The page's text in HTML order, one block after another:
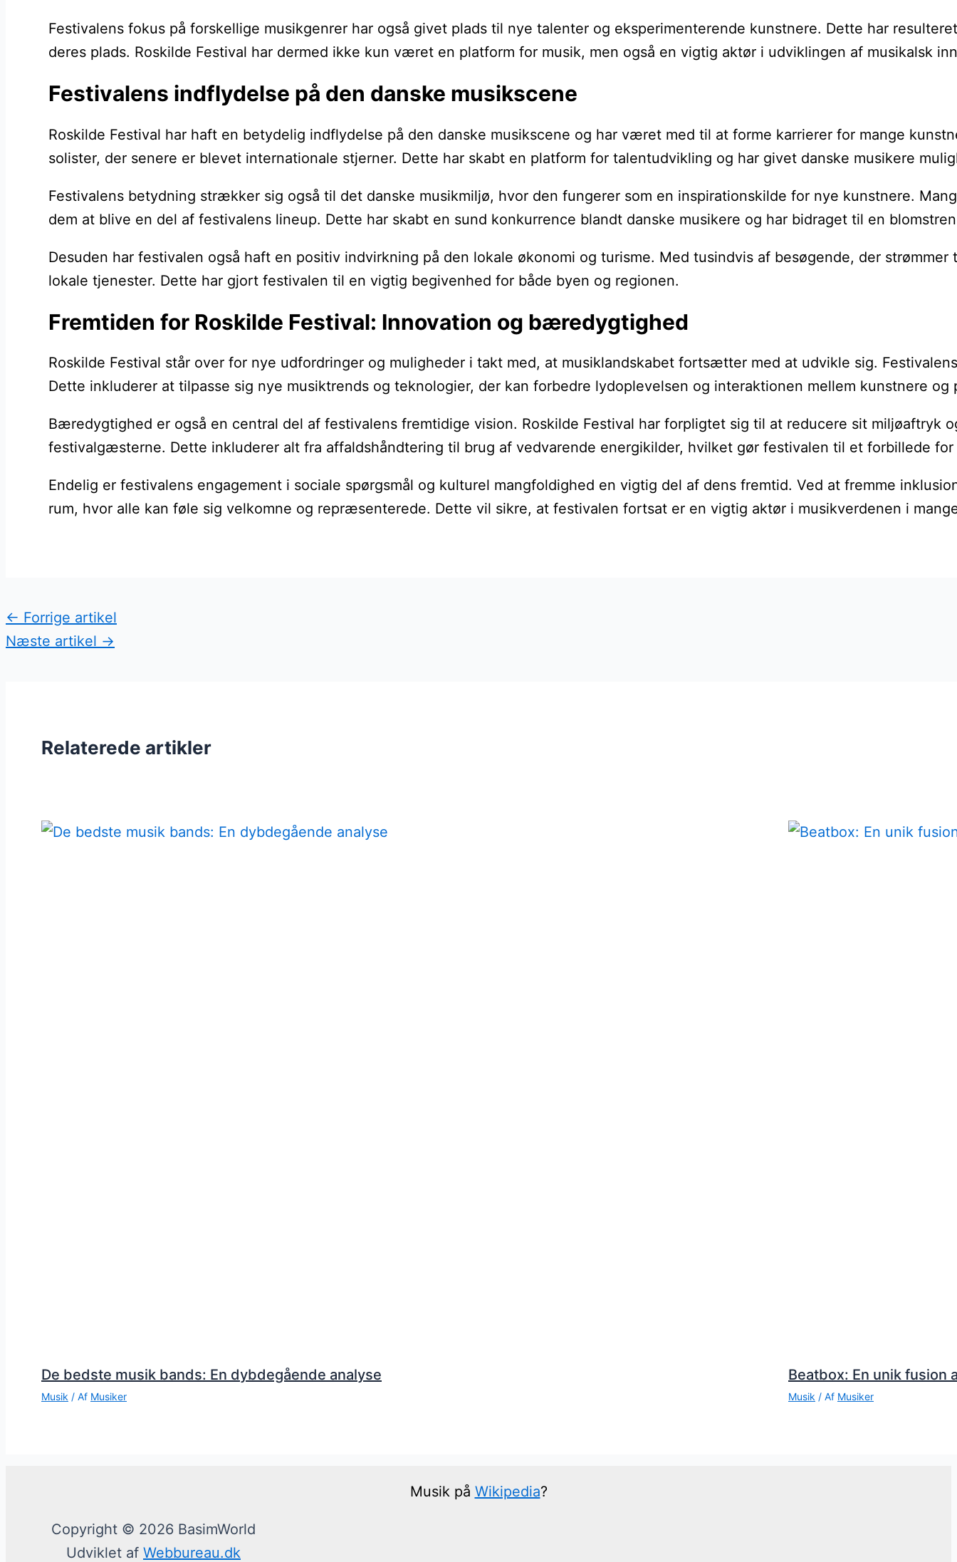
Festivalens fokus på forskellige musikgenrer har også givet plads til nye talenter og eksperimenterende kunstnere. Dette har
deres plads. Roskilde Festival har dermed ikke kun været en platform for musik, men også en vigtig aktør i udviklingen af musikalsk
Festivalens indflydelse på den danske musikscene
Roskilde Festival har haft en betydelig indflydelse på den danske musikscene og har været med til at forme karrierer for mange
solister, der senere er blevet internationale stjerner. Dette har skabt en platform for talentudvikling og har givet danske musikere
Festivalens betydning strækker sig også til det danske musikmiljø, hvor den fungerer som en inspirationskilde for nye kunstnere.
dem at blive en del af festivalens lineup. Dette har skabt en sund konkurrence blandt danske musikere og har bidraget til en
Desuden har festivalen også haft en positiv indvirkning på den lokale økonomi og turisme. Med tusindvis af besøgende, der
lokale tjenester. Dette har gjort festivalen til en vigtig begivenhed for både byen og regionen.
Fremtiden for Roskilde Festival: Innovation og bæredygtighed
Roskilde Festival står over for nye udfordringer og muligheder i takt med, at musiklandskabet fortsætter med at udvikle sig.
Dette inkluderer at tilpasse sig nye musiktrends og teknologier, der kan forbedre lydoplevelsen og interaktionen mellem kunstnere og
Bæredygtighed er også en central del af festivalens fremtidige vision. Roskilde Festival har forpligtet sig til at reducere sit miljøaftryk
festivalgæsterne. Dette inkluderer alt fra affaldshåndtering til brug af vedvarende energikilder, hvilket gør festivalen til et forbillede for
Endelig er festivalens engagement i sociale spørgsmål og kulturel mangfoldighed en vigtig del af dens fremtid. Ved at fremme
rum, hvor alle kan føle sig velkomne og repræsenterede. Dette vil sikre, at festivalen fortsat er en vigtig aktør i musikverdenen i
← Forrige artikel
Næste artikel →
Relaterede artikler
De bedste musik bands: En dybdegående analyse
Musik / Af Musiker
Beatbox: En unik fusion
Musik / Af Musiker
Musik på Wikipedia?
Copyright © 2026 BasimWorld
Udviklet af Webbureau.dk